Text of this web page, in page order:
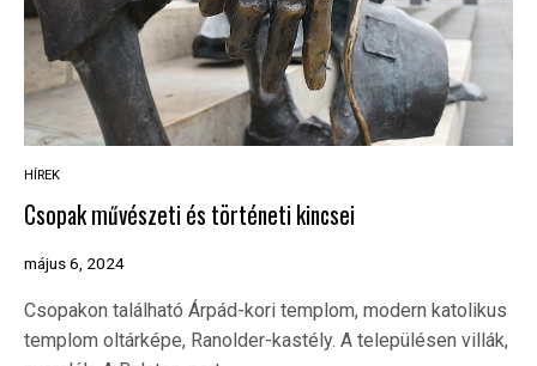
HÍREK
Csopak művészeti és történeti kincsei
május 6, 2024
Csopakon található Árpád-kori templom, modern katolikus
templom oltárképe, Ranolder-kastély. A településen villák,